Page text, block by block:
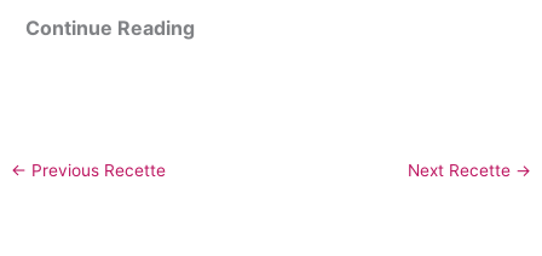
Continue Reading
← Previous Recette Next Recette →